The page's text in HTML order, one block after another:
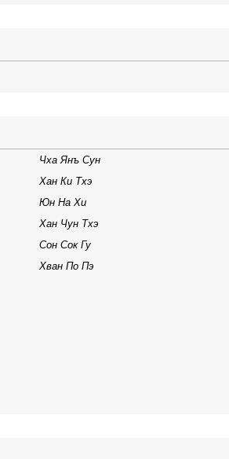
Чха Янъ Сун
Хан Ки Тхэ
Юн На Хи
Хан Чун Тхэ
Сон Сок Гу
Хван По Пэ